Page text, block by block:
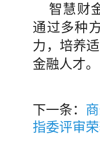
智慧财
通过多种
力，培养
金融人才。
下一条：
指委评审